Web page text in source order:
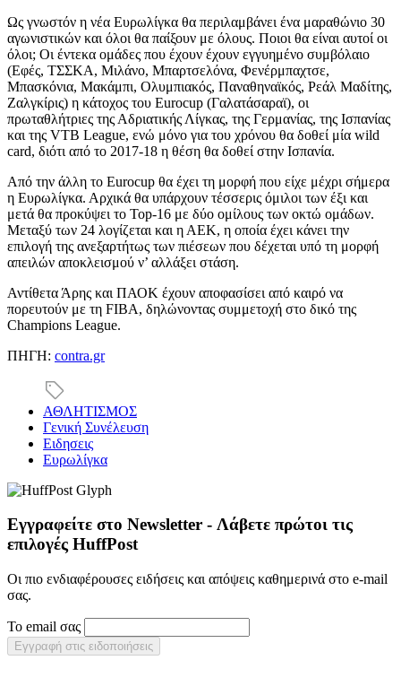
Ως γνωστόν η νέα Ευρωλίγκα θα περιλαμβάνει ένα μαραθώνιο 30
αγωνιστικών και όλοι θα παίξουν με όλους. Ποιοι θα είναι αυτοί οι
όλοι; Οι έντεκα ομάδες που έχουν έχουν εγγυημένο συμβόλαιο
(Εφές, ΤΣΣΚΑ, Μιλάνο, Μπαρτσελόνα, Φενέρμπαχτσε,
Μπασκόνια, Μακάμπι, Ολυμπιακός, Παναθηναϊκός, Ρεάλ Μαδίτης,
Ζαλγκίρις) η κάτοχος του Eurocup (Γαλατάσαραϊ), οι
πρωταθλήτριες της Αδριατικής Λίγκας, της Γερμανίας, της Ισπανίας
και της VTB League, ενώ μόνο για του χρόνου θα δοθεί μία wild
card, διότι από το 2017-18 η θέση θα δοθεί στην Ισπανία.
Από την άλλη το Eurocup θα έχει τη μορφή που είχε μέχρι σήμερα
η Ευρωλίγκα. Αρχικά θα υπάρχουν τέσσερις όμιλοι των έξι και
μετά θα προκύψει το Top-16 με δύο ομίλους των οκτώ ομάδων.
Μεταξύ των 24 λογίζεται και η ΑΕΚ, η οποία έχει κάνει την
επιλογή της ανεξαρτήτως των πιέσεων που δέχεται υπό τη μορφή
απειλών αποκλεισμού ν’ αλλάξει στάση.
Αντίθετα Άρης και ΠΑΟΚ έχουν αποφασίσει από καιρό να
πορευτούν με τη FIBA, δηλώνοντας συμμετοχή στο δικό της
Champions League.
ΠΗΓΗ: contra.gr
ΑΘΛΗΤΙΣΜΟΣ
Γενική Συνέλευση
Ειδησεις
Ευρωλίγκα
Εγγραφείτε στο Newsletter - Λάβετε πρώτοι τις
επιλογές HuffPost
Οι πιο ενδιαφέρουσες ειδήσεις και απόψεις καθημερινά στο e-mail
σας.
Το email σας
Εγγραφή στις ειδοποιήσεις